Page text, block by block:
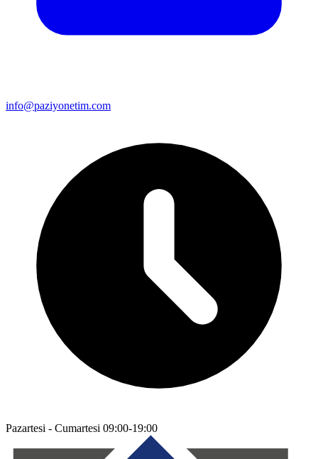
info@paziyonetim.com
Pazartesi - Cumartesi 09:00-19:00